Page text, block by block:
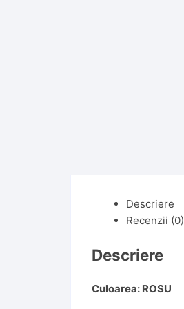
Descriere
Recenzii (0)
Descriere
Culoarea: ROSU